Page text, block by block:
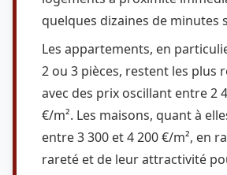
quelques dizaines de minutes
Les appartements, en
2 ou 3 pièces, restent les plus
avec des prix oscillant entre 2
€/m². Les maisons, quant à
entre 3 300 et 4 200 €/m², en
rareté et de leur attractivité